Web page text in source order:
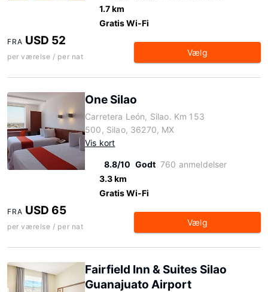
1.7 km
Gratis Wi-Fi
FRA USD 52
per værelse / per nat Vælg
One Silao
Carretera León, Silao. Km 153
500, Silao, 36270, MX
Vis kort
8.8/10 Godt 760 anmeldelser
3.3 km
Gratis Wi-Fi
FRA USD 65
per værelse / per nat Vælg
Fairfield Inn & Suites Silao
Guanajuato Airport